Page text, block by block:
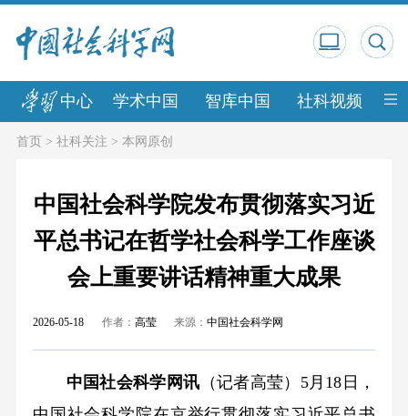
中心 学术中国 智库中国 社科视频 中
首页> 社科关注 > 本网原创
中国社会科学院发布贯彻落实习近
平总书记在哲学社会科学工作座谈
会上重要讲话精神重大成果
2026-05-18 作者： 高莹 来源：中国社会科学网
中国社会科学网讯 （记者高莹）5月18日，